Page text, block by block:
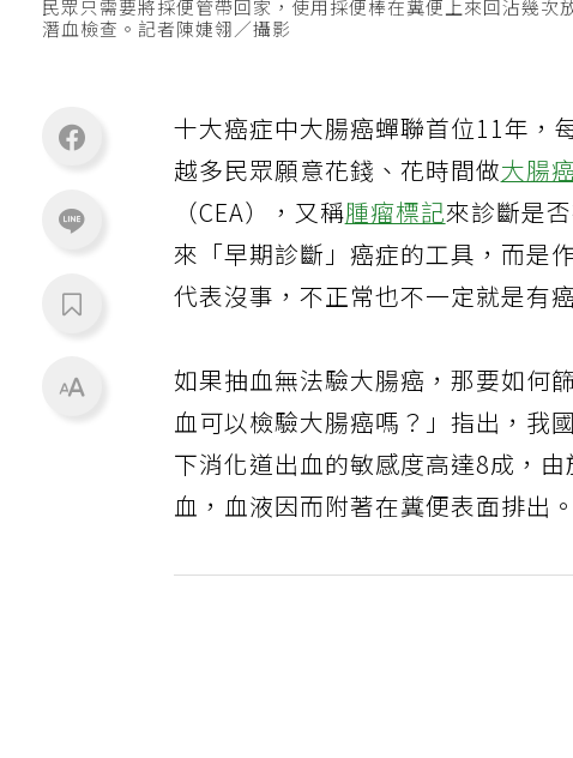
民眾只需要將採便管帶回家，使用採便棒在糞便上來回沾幾
潛血檢查。記者陳婕翎／攝影
十大癌症中大腸癌蟬聯首位11年，
越多民眾願意花錢、花時間做大腸
（CEA），又稱腫瘤標記來診斷是
來「早期診斷」癌症的工具，而是
代表沒事，不正常也不一定就是有
如果抽血無法驗大腸癌，那要如何
血可以檢驗大腸癌嗎？」指出，我
下消化道出血的敏感度高達8成，
血，血液因而附著在糞便表面排出。